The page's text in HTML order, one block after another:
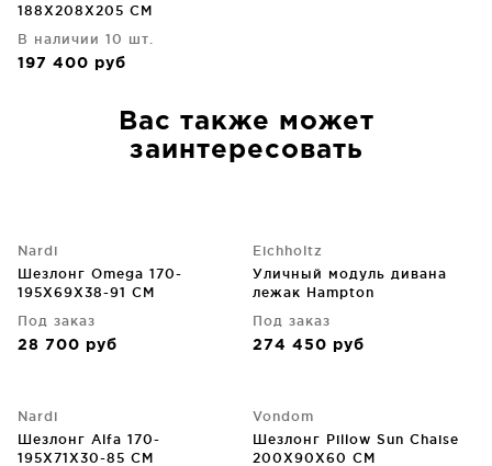
188X208X205 CM
В наличии 10 шт.
197 400 руб
Вас также может
заинтересовать
Nardi
Шезлонг Omega 170-
195X69X38-91 CM
Под заказ
28 700 руб
Eichholtz
Уличный модуль дивана
лежак Hampton
Под заказ
274 450 руб
Nardi
Шезлонг Alfa 170-
195X71X30-85 CM
Vondom
Шезлонг Pillow Sun Chaise
200X90X60 CM